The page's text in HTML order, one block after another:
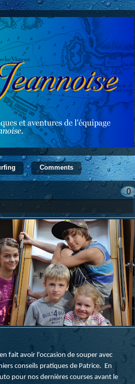
Comments
0
fait avoir l'occasion de souper avec
conseils pratiques de Patrice. En
pour nos dernières courses avant le